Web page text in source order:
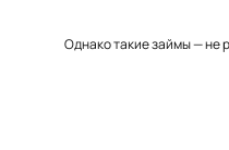
Однако такие займы — не